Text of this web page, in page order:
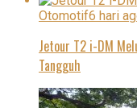
Otomotif6 hari
Jetour T2 i-DM
Tangguh